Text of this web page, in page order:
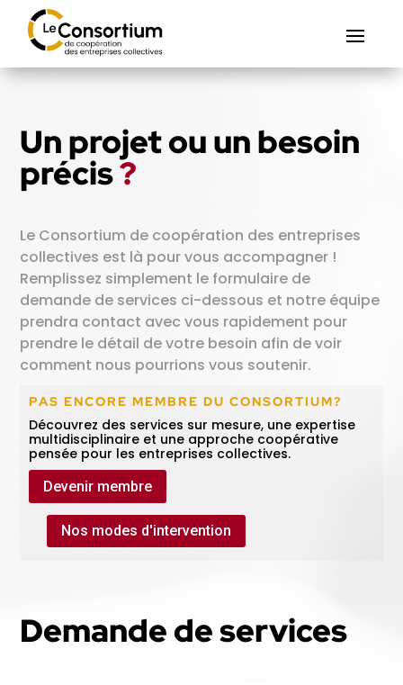
Un projet ou un besoin
précis?
Le Consortium de coopération des entreprises
collectives est là pour vous accompagner !
Remplissez simplement le formulaire de
demande de services ci-dessous et notre équipe
prendra contact avec vous rapidement pour
prendre le détail de votre besoin afin de voir
comment nous pourrions vous soutenir.
PAS ENCORE MEMBRE DU CONSORTIUM?
Découvrez des services sur mesure, une expertise
multidisciplinaire et une approche coopérative
pensée pour les entreprises collectives.
Devenir membre
Nos modes d'intervention
Demande de services